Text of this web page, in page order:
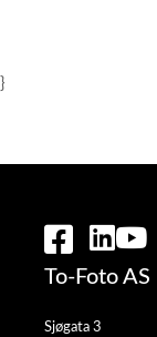
}
To-Foto AS
Sjøgata 3